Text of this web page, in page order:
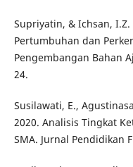
Supriyatin, & Ichsan,
Pertumbuhan dan
Pengembangan Bahan
24.
Susilawati, E.,
2020. Analisis Tingkat
SMA. Jurnal Pendidikan